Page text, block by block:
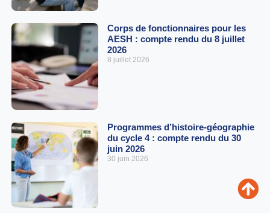
Corps de fonctionnaires pour les
AESH : compte rendu du 8 juillet
2026
8 juillet 2026
Programmes d’histoire-géographie
du cycle 4 : compte rendu du 30
juin 2026
30 juin 2026